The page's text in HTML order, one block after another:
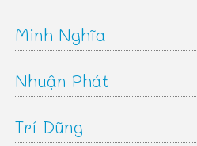
Minh Nghĩa
Nhuận Phát
Trí Dũng